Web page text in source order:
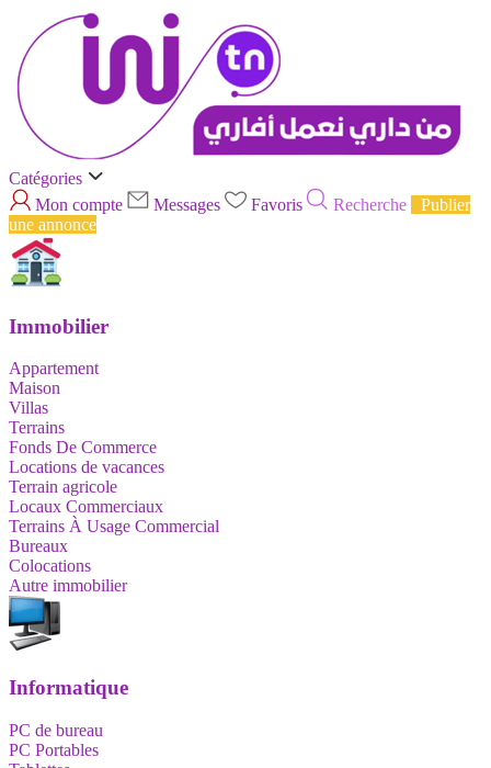
Catégories
Mon compte
Messages Favoris Recherche
Publier
une annonce
Immobilier
Appartement
Maison
Villas
Terrains
Fonds De Commerce
Locations de vacances
Terrain agricole
Locaux Commerciaux
Terrains À Usage Commercial
Bureaux
Colocations
Autre immobilier
Informatique
PC de bureau
PC Portables